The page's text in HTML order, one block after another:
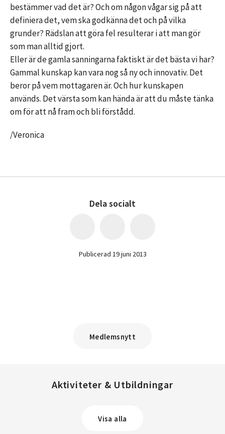
bestämmer vad det är? Och om någon vågar sig på att
definiera det, vem ska godkänna det och på vilka
grunder? Rädslan att göra fel resulterar i att man gör
som man alltid gjort.
Eller är de gamla sanningarna faktiskt är det bästa vi har?
Gammal kunskap kan vara nog så ny och innovativ. Det
beror på vem mottagaren är. Och hur kunskapen
används. Det värsta som kan hända är att du måste tänka
om för att nå fram och bli förstådd.
/Veronica
Dela socialt
Publicerad 19 juni 2013
Medlemsnytt
Aktiviteter & Utbildningar
Visa alla